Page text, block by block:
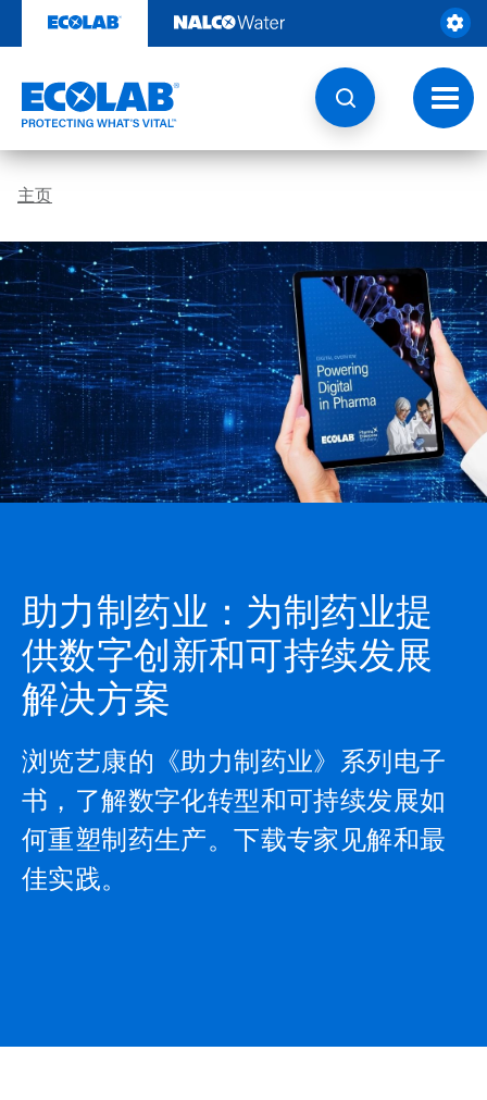
至
切
换
导
航
主页
助力制药业：为制药业提
供数字创新和可持续发展
解决方案
浏览艺康的《助力制药业》系列电子
书，了解数字化转型和可持续发展如
何重塑制药生产。下载专家见解和最
佳实践。